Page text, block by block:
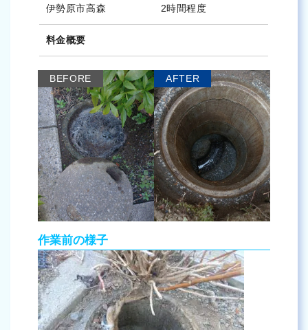
伊勢原市高森
2時間程度
料金概要
BEFORE AFTER
作業前の様子